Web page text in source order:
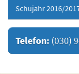
Schujahr 2016/
Telefon: (030)